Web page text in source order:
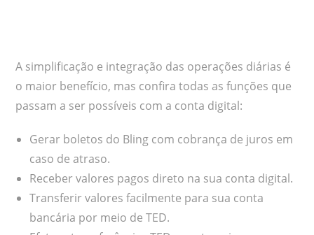
A simplificação e integração das operações diárias é
o maior benefício, mas confira todas as funções que
passam a ser possíveis com a conta digital:
Gerar boletos do Bling com cobrança de juros em
caso de atraso.
Receber valores pagos direto na sua conta digital.
Transferir valores facilmente para sua conta
bancária por meio de TED.